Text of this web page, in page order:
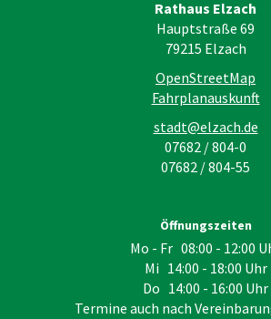
Rathaus Elzach
Hauptstraße 69
79215 Elzach
OpenStreetMap
Fahrplanauskunft
stadt@elzach.de
07682 / 804-0
07682 / 804-55
Öffnungszeiten
Mo - Fr 08:00 - 12:00
Mi 14:00 - 18:00 Uhr
Do 14:00 - 16:00 Uhr
Termine auch nach